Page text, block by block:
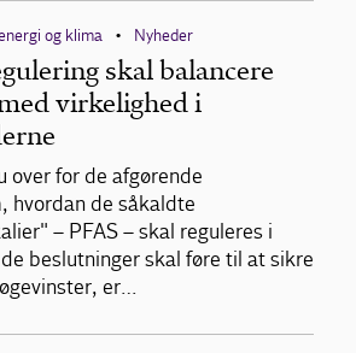
og klima • Nyheder
skal balancere
virkelighed i
over for de afgørende
hvordan de såkaldte
– PFAS – skal reguleres i
beslutninger skal føre til at sikre
er…